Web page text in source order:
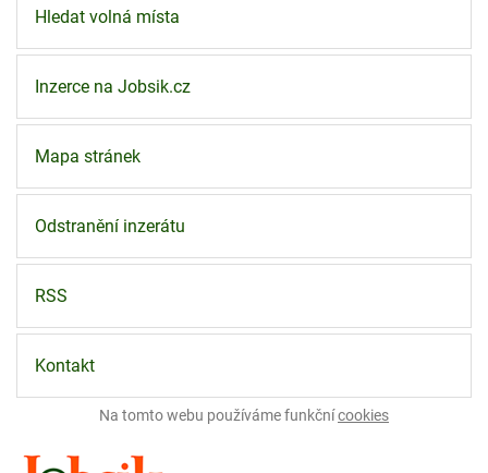
Hledat volná místa
Inzerce na Jobsik.cz
Mapa stránek
Odstranění inzerátu
RSS
Kontakt
Na tomto webu používáme funkčnícookies